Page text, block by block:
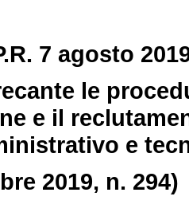
7 agosto
le
e il
e
2019, n. 294)